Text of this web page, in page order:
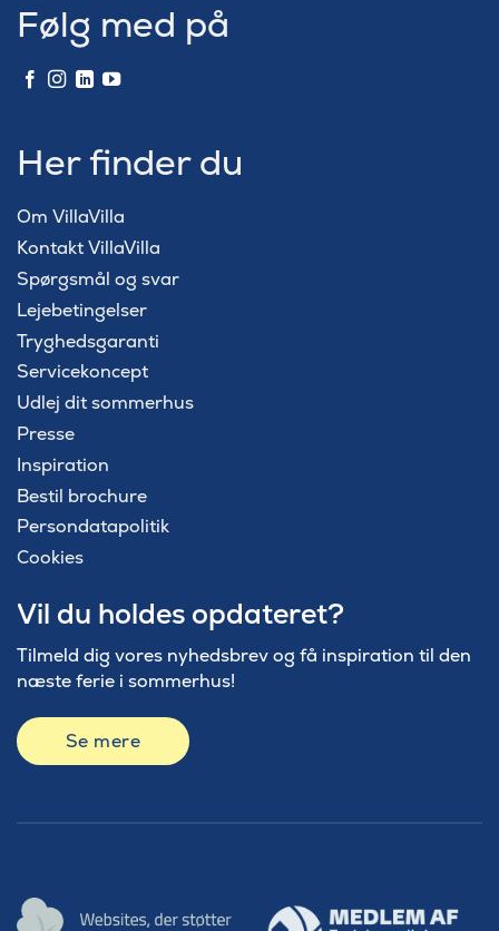
Følg med på
Her finder du
Om VillaVilla
Kontakt VillaVilla
Spørgsmål og svar
Lejebetingelser
Tryghedsgaranti
Servicekoncept
Udlej dit sommerhus
Presse
Inspiration
Bestil brochure
Persondatapolitik
Cookies
Vil du holdes opdateret?
Tilmeld dig vores nyhedsbrev og få inspiration til den
næste ferie i sommerhus!
Se mere